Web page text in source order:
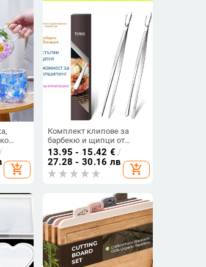
/
add_shopping_cart
Комплект клипове за
барбекю и щипци от
неръждаема стомана —
430 неръждаема стомана,
антихлъзгащи,
термоустойчиви,
13.95 - 15.42 € /
27.28 - 30.16 лв
add_shopping_cart